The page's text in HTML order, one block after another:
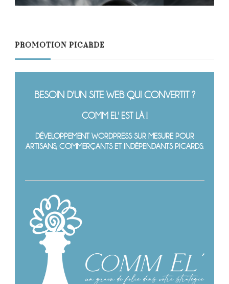
PROMOTION PICARDE
BESOIN D'UN SITE WEB QUI CONVERTIT ?
COMM EL' EST LÀ !
DÉVELOPPEMENT WORDPRESS SUR MESURE POUR
ARTISANS, COMMERÇANTS ET INDÉPENDANTS PICARDS.